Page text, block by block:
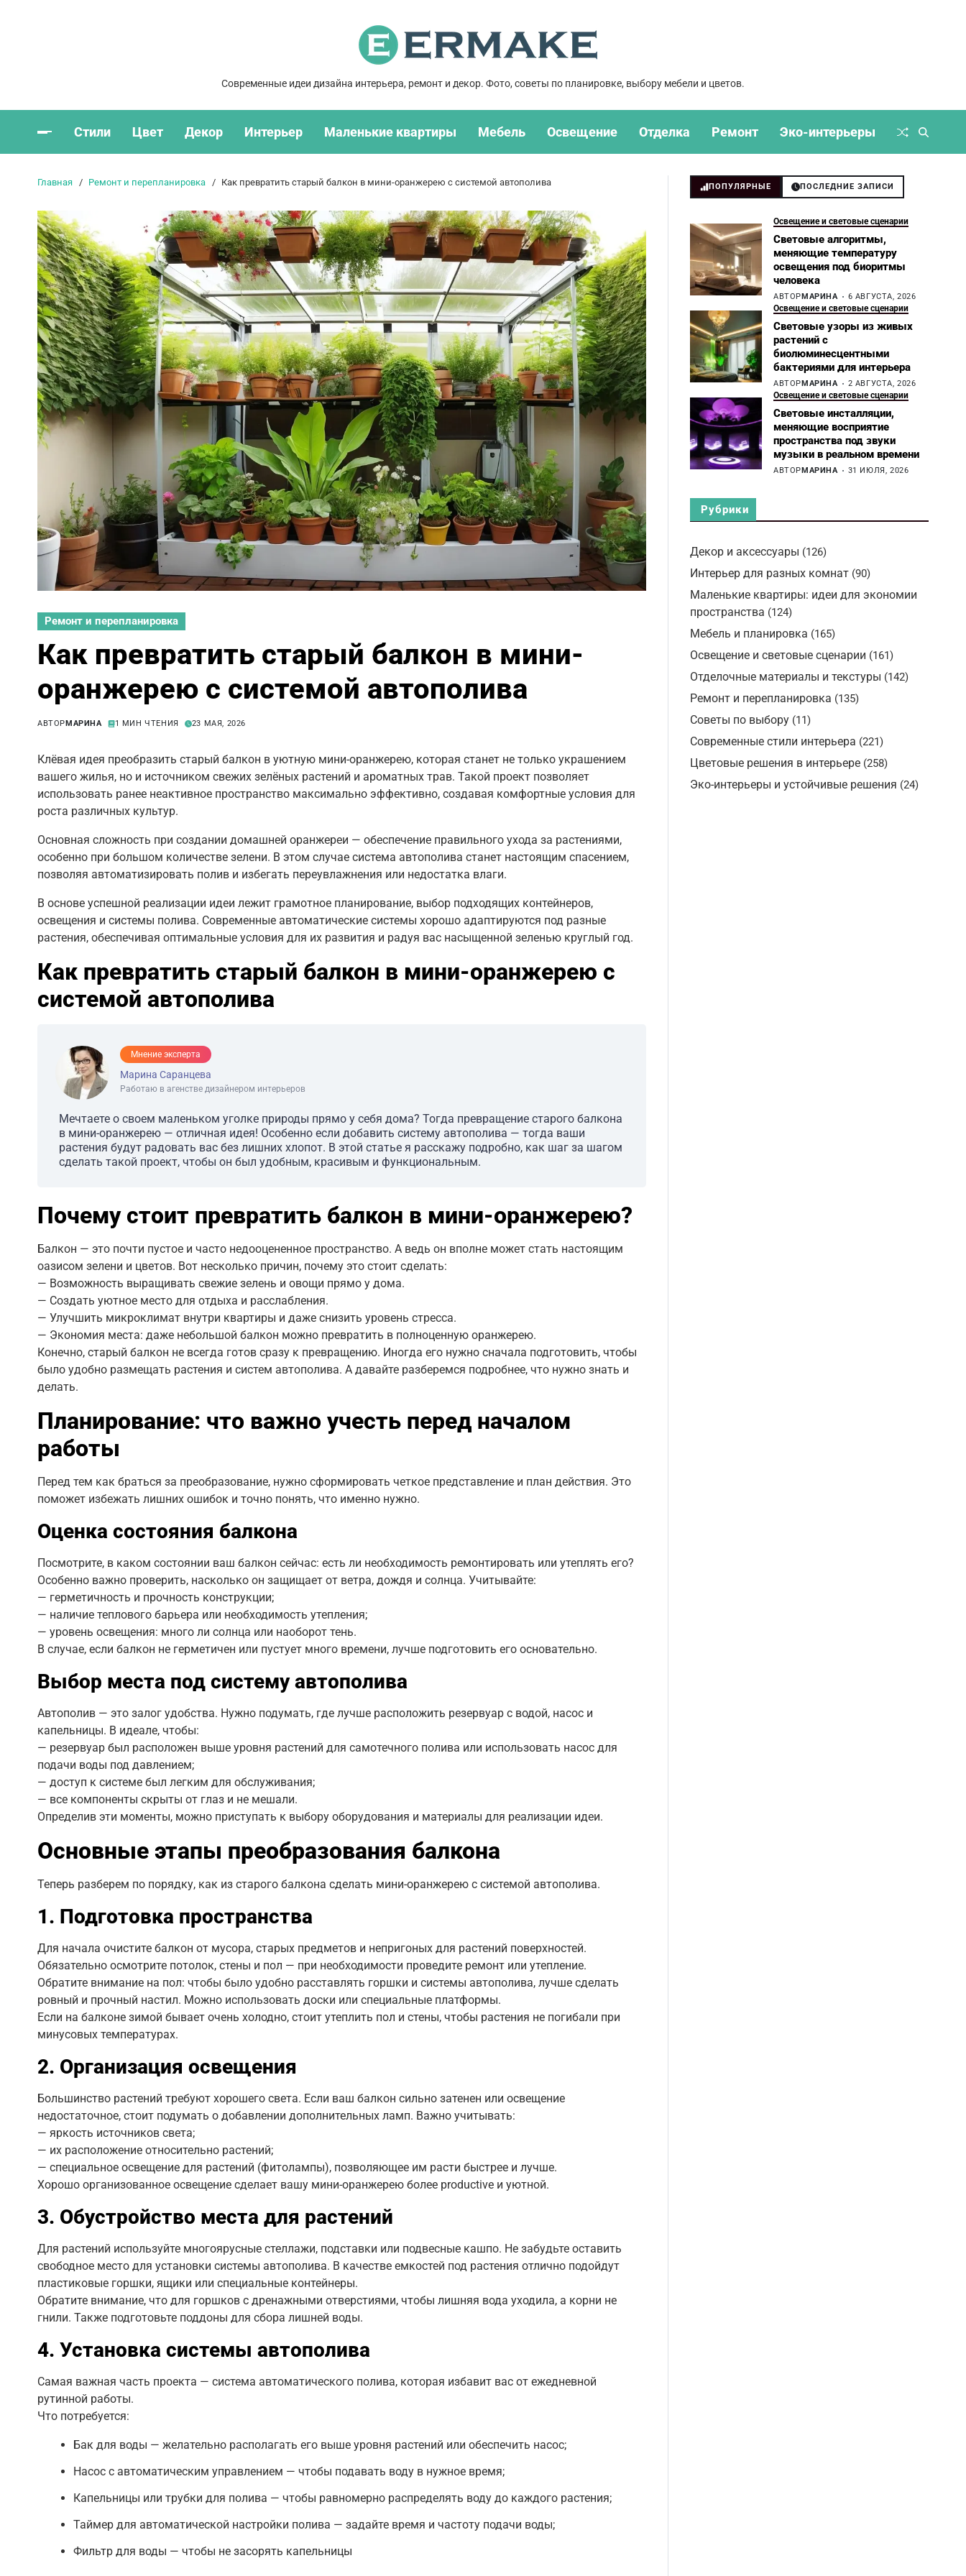
Современные идеи дизайна интерьера, ремонт и декор. Фото, советы по планировке, выбору мебели и цветов.
Стили Цвет Декор Интерьер Маленькие квартиры Мебель Освещение Отделка Ремонт Эко-интерьеры
Главная Ремонт и перепланировка Как превратить старый балкон в мини-оранжерею с системой автополива
Ремонт и перепланировка
Как превратить старый балкон в мини-
оранжерею с системой автополива
АВТОР МАРИНА 1 МИН ЧТЕНИЯ 23 МАЯ, 2026
Клёвая идея преобразить старый балкон в уютную мини-оранжерею, которая станет не только украшением
вашего жилья, но и источником свежих зелёных растений и ароматных трав. Такой проект позволяет
использовать ранее неактивное пространство максимально эффективно, создавая комфортные условия для
роста различных культур.
Основная сложность при создании домашней оранжереи — обеспечение правильного ухода за растениями,
особенно при большом количестве зелени. В этом случае система автополива станет настоящим спасением,
позволяя автоматизировать полив и избегать переувлажнения или недостатка влаги.
В основе успешной реализации идеи лежит грамотное планирование, выбор подходящих контейнеров,
освещения и системы полива. Современные автоматические системы хорошо адаптируются под разные
растения, обеспечивая оптимальные условия для их развития и радуя вас насыщенной зеленью круглый год.
Как превратить старый балкон в мини-оранжерею с
системой автополива
Мнение эксперта
Марина Саранцева
Работаю в агенстве дизайнером интерьеров
Мечтаете о своем маленьком уголке природы прямо у себя дома? Тогда превращение старого балкона
в мини-оранжерею — отличная идея! Особенно если добавить систему автополива — тогда ваши
растения будут радовать вас без лишних хлопот. В этой статье я расскажу подробно, как шаг за шагом
сделать такой проект, чтобы он был удобным, красивым и функциональным.
Почему стоит превратить балкон в мини-оранжерею?
Балкон — это почти пустое и часто недооцененное пространство. А ведь он вполне может стать настоящим
оазисом зелени и цветов. Вот несколько причин, почему это стоит сделать:
— Возможность выращивать свежие зелень и овощи прямо у дома.
— Создать уютное место для отдыха и расслабления.
— Улучшить микроклимат внутри квартиры и даже снизить уровень стресса.
— Экономия места: даже небольшой балкон можно превратить в полноценную оранжерею.
Конечно, старый балкон не всегда готов сразу к превращению. Иногда его нужно сначала подготовить, чтобы
было удобно размещать растения и систем автополива. А давайте разберемся подробнее, что нужно знать и
делать.
Планирование: что важно учесть перед началом
работы
Перед тем как браться за преобразование, нужно сформировать четкое представление и план действия. Это
поможет избежать лишних ошибок и точно понять, что именно нужно.
Оценка состояния балкона
Посмотрите, в каком состоянии ваш балкон сейчас: есть ли необходимость ремонтировать или утеплять его?
Особенно важно проверить, насколько он защищает от ветра, дождя и солнца. Учитывайте:
— герметичность и прочность конструкции;
— наличие теплового барьера или необходимость утепления;
— уровень освещения: много ли солнца или наоборот тень.
В случае, если балкон не герметичен или пустует много времени, лучше подготовить его основательно.
Выбор места под систему автополива
Автополив — это залог удобства. Нужно подумать, где лучше расположить резервуар с водой, насос и
капельницы. В идеале, чтобы:
— резервуар был расположен выше уровня растений для самотечного полива или использовать насос для
подачи воды под давлением;
— доступ к системе был легким для обслуживания;
— все компоненты скрыты от глаз и не мешали.
Определив эти моменты, можно приступать к выбору оборудования и материалы для реализации идеи.
Основные этапы преобразования балкона
Теперь разберем по порядку, как из старого балкона сделать мини-оранжерею с системой автополива.
1. Подготовка пространства
Для начала очистите балкон от мусора, старых предметов и непригоных для растений поверхностей.
Обязательно осмотрите потолок, стены и пол — при необходимости проведите ремонт или утепление.
Обратите внимание на пол: чтобы было удобно расставлять горшки и системы автополива, лучше сделать
ровный и прочный настил. Можно использовать доски или специальные платформы.
Если на балконе зимой бывает очень холодно, стоит утеплить пол и стены, чтобы растения не погибали при
минусовых температурах.
2. Организация освещения
Большинство растений требуют хорошего света. Если ваш балкон сильно затенен или освещение
недостаточное, стоит подумать о добавлении дополнительных ламп. Важно учитывать:
— яркость источников света;
— их расположение относительно растений;
— специальное освещение для растений (фитолампы), позволяющее им расти быстрее и лучше.
Хорошо организованное освещение сделает вашу мини-оранжерею более productive и уютной.
3. Обустройство места для растений
Для растений используйте многоярусные стеллажи, подставки или подвесные кашпо. Не забудьте оставить
свободное место для установки системы автополива. В качестве емкостей под растения отлично подойдут
пластиковые горшки, ящики или специальные контейнеры.
Обратите внимание, что для горшков с дренажными отверстиями, чтобы лишняя вода уходила, а корни не
гнили. Также подготовьте поддоны для сбора лишней воды.
4. Установка системы автополива
Самая важная часть проекта — система автоматического полива, которая избавит вас от ежедневной
рутинной работы.
Что потребуется:
Бак для воды — желательно располагать его выше уровня растений или обеспечить насос;
Насос с автоматическим управлением — чтобы подавать воду в нужное время;
Капельницы или трубки для полива — чтобы равномерно распределять воду до каждого растения;
Таймер для автоматической настройки полива — задайте время и частоту подачи воды;
Фильтр для воды — чтобы не засорять капельницы
ПОПУЛЯРНЫЕ ПОСЛЕДНИЕ ЗАПИСИ
Освещение и световые сценарии
Световые алгоритмы,
меняющие температуру
освещения под биоритмы
человека
АВТОРМАРИНА 6 АВГУСТА, 2026
Освещение и световые сценарии
Световые узоры из живых
растений с
биолюминесцентными
бактериями для интерьера
АВТОРМАРИНА 2 АВГУСТА, 2026
Освещение и световые сценарии
Световые инсталляции,
меняющие восприятие
пространства под звуки
музыки в реальном времени
АВТОРМАРИНА 31 ИЮЛЯ, 2026
Рубрики
Декор и аксессуары (126)
Интерьер для разных комнат (90)
Маленькие квартиры: идеи для экономии
пространства (124)
Мебель и планировка (165)
Освещение и световые сценарии (161)
Отделочные материалы и текстуры (142)
Ремонт и перепланировка (135)
Советы по выбору (11)
Современные стили интерьера (221)
Цветовые решения в интерьере (258)
Эко-интерьеры и устойчивые решения (24)